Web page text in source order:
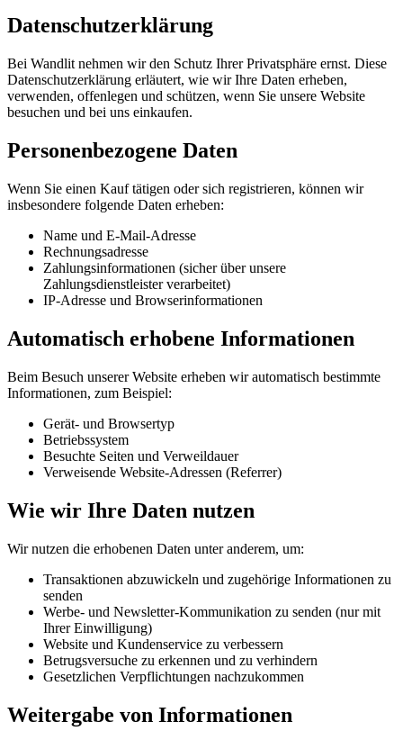
Datenschutzerklärung
Bei Wandlit nehmen wir den Schutz Ihrer Privatsphäre ernst. Diese
Datenschutzerklärung erläutert, wie wir Ihre Daten erheben,
verwenden, offenlegen und schützen, wenn Sie unsere Website
besuchen und bei uns einkaufen.
Personenbezogene Daten
Wenn Sie einen Kauf tätigen oder sich registrieren, können wir
insbesondere folgende Daten erheben:
Name und E-Mail-Adresse
Rechnungsadresse
Zahlungsinformationen (sicher über unsere
Zahlungsdienstleister verarbeitet)
IP-Adresse und Browserinformationen
Automatisch erhobene Informationen
Beim Besuch unserer Website erheben wir automatisch bestimmte
Informationen, zum Beispiel:
Gerät- und Browsertyp
Betriebssystem
Besuchte Seiten und Verweildauer
Verweisende Website-Adressen (Referrer)
Wie wir Ihre Daten nutzen
Wir nutzen die erhobenen Daten unter anderem, um:
Transaktionen abzuwickeln und zugehörige Informationen zu
senden
Werbe- und Newsletter-Kommunikation zu senden (nur mit
Ihrer Einwilligung)
Website und Kundenservice zu verbessern
Betrugsversuche zu erkennen und zu verhindern
Gesetzlichen Verpflichtungen nachzukommen
Weitergabe von Informationen